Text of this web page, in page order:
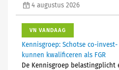
4 augustus 2026
VN VANDAAG
Kennisgroep: Schotse co-
kunnen kwalificeren als FGR
De Kennisgroep belastingplicht